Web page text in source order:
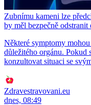
Zubnímu kameni lze
by měl bezpečně
Některé symptomy
důležitého orgánu. Pokud
konzultovat situaci se
Zdravestravovani.eu
dnes, 08:49